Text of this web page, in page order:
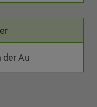
der Au